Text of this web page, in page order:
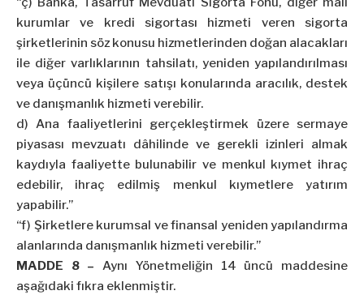
kurumlar ve kredi sigortası hizmeti veren sigorta
şirketlerinin söz konusu hizmetlerinden doğan alacakları
ile diğer varlıklarının tahsilatı, yeniden yapılandırılması
veya üçüncü kişilere satışı konularında aracılık, destek
ve danışmanlık hizmeti verebilir.
d) Ana faaliyetlerini gerçekleştirmek üzere sermaye
piyasası mevzuatı dâhilinde ve gerekli izinleri almak
kaydıyla faaliyette bulunabilir ve menkul kıymet ihraç
edebilir, ihraç edilmiş menkul kıymetlere yatırım
yapabilir.”
“f) Şirketlere kurumsal ve finansal yeniden yapılandırma
alanlarında danışmanlık hizmeti verebilir.”
MADDE 8 –Aynı Yönetmeliğin 14 üncü maddesine
aşağıdaki fıkra eklenmiştir.